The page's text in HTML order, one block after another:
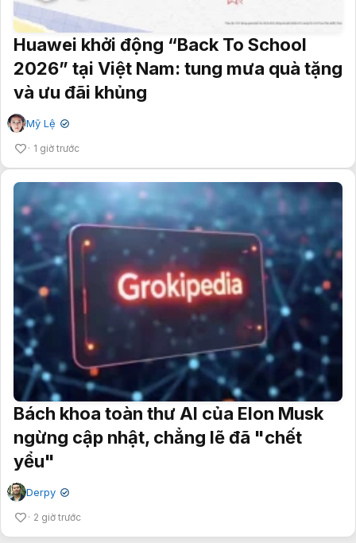
Huawei khởi động “Back To School
2026” tại Việt Nam: tung mưa quà tặng
và ưu đãi khủng
Mỹ Lệ ✔
1 giờ trước
Bách khoa toàn thư AI của Elon Musk
ngừng cập nhật, chẳng lẽ đã "chết
yểu"
Derpy ✔
2 giờ trước